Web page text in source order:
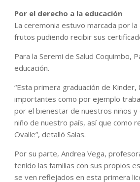
Por el derecho a la educación
La ceremonia estuvo marcada por
frutos pudiendo recibir sus
Para la Seremi de Salud Coquimbo,
educación.
“Esta primera graduación de
importantes como por ejemplo
por el bienestar de nuestros niños
niño de nuestro país, así que como
Ovalle”, detalló Salas.
Por su parte, Andrea Vega,
tenido las familias con sus propios
se ven reflejados en esta primera